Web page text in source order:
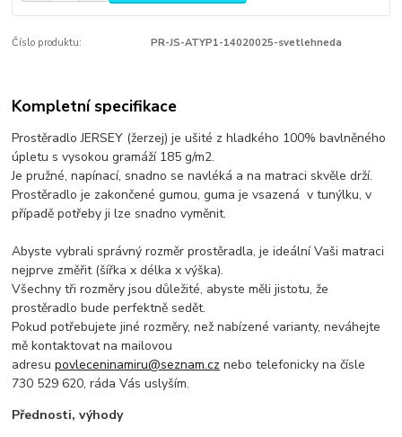
Číslo produktu: PR-JS-ATYP1-14020025-svetlehneda
Kompletní specifikace
Prostěradlo JERSEY (žerzej) je ušité z hladkého 100% bavlněného
úpletu s vysokou gramáží 185 g/m2.
Je pružné, napínací, snadno se navléká a na matraci skvěle drží.
Prostěradlo je zakončené gumou, guma je vsazená v tunýlku, v
případě potřeby ji lze snadno vyměnit.
Abyste vybrali správný rozměr prostěradla, je ideální Vaši matraci
nejprve změřit (šířka x délka x výška).
Všechny tři rozměry jsou důležité, abyste měli jistotu, že
prostěradlo bude perfektně sedět.
Pokud potřebujete jiné rozměry, než nabízené varianty, neváhejte
mě kontaktovat na mailovou
adresupovleceninamiru@seznam.cz nebo telefonicky na čísle
730 529 620, ráda Vás uslyším.
Přednosti, výhody